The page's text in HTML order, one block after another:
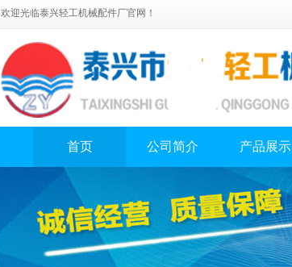
欢迎光临泰兴轻工机械配件厂官网！
首页 公司简介 产品展示